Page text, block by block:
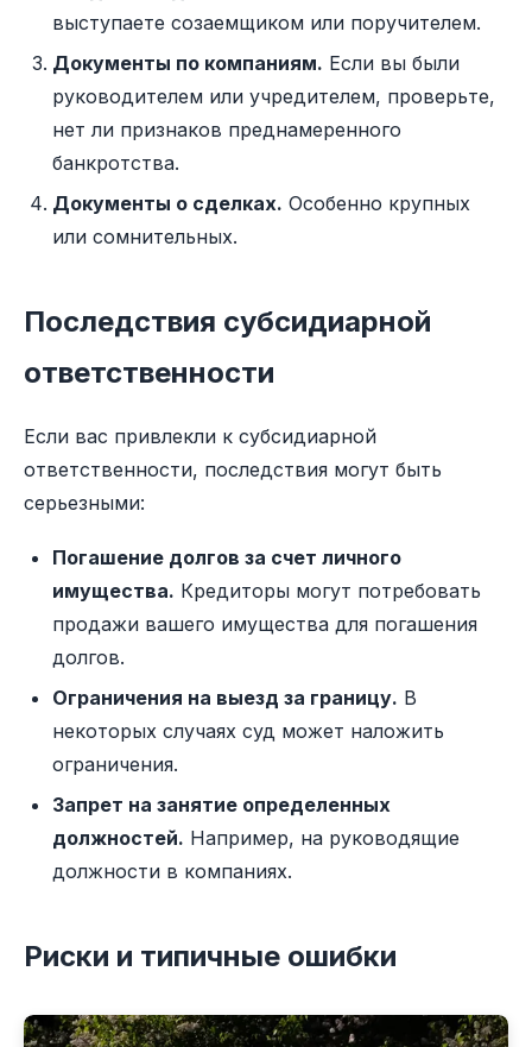
выступаете созаемщиком или поручителем.
Документы по компаниям. Если вы были
руководителем или учредителем, проверьте,
нет ли признаков преднамеренного
банкротства.
Документы о сделках. Особенно крупных
или сомнительных.
Последствия субсидиарной
ответственности
Если вас привлекли к субсидиарной
ответственности, последствия могут быть
серьезными:
Погашение долгов за счет личного
имущества. Кредиторы могут потребовать
продажи вашего имущества для погашения
долгов.
Ограничения на выезд за границу. В
некоторых случаях суд может наложить
ограничения.
Запрет на занятие определенных
должностей. Например, на руководящие
должности в компаниях.
Риски и типичные ошибки